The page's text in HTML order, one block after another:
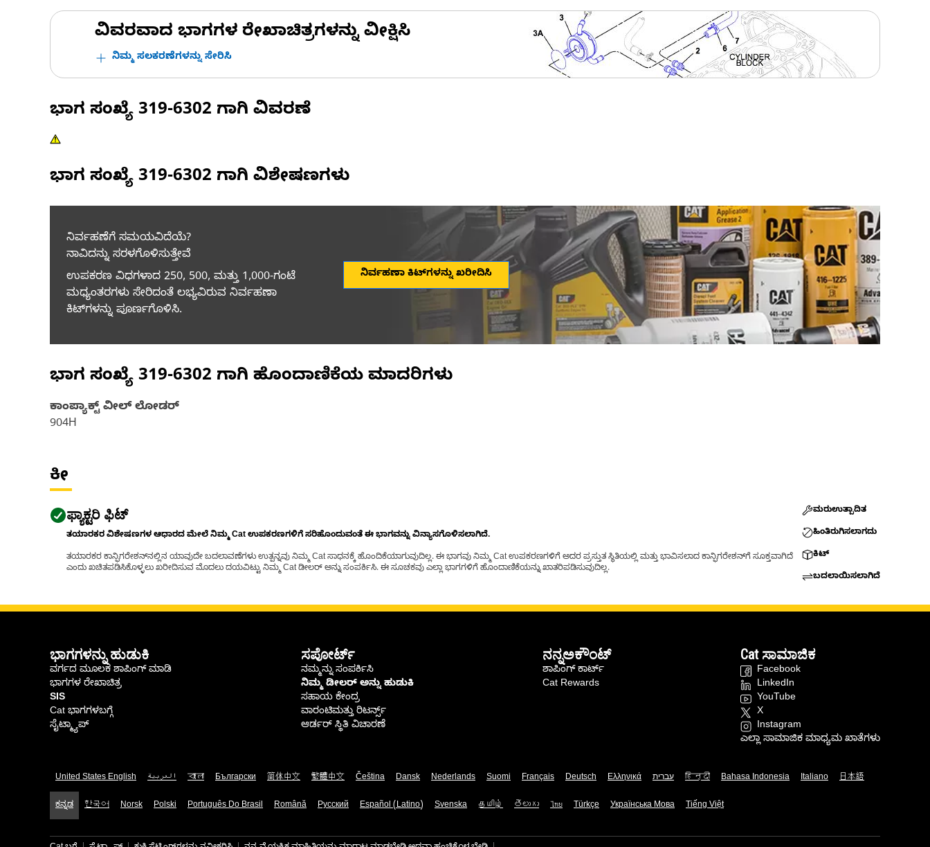
ವಿವರವಾದ ಭಾಗಗಳ ರೇಖಾಚಿತ್ರಗಳನ್ನು ವೀಕ್ಷಿಸಿ
ನಿಮ್ಮ ಸಲಕರಣೆಗಳನ್ನು ಸೇರಿಸಿ
ಭಾಗ ಸಂಖ್ಯೆ 319-6302 ಗಾಗಿ ವಿವರಣೆ
ಭಾಗ ಸಂಖ್ಯೆ 319-6302 ಗಾಗಿ ವಿಶೇಷಣಗಳು
ನಿರ್ವಹಣೆಗೆ ಸಮಯವಿದೆಯೆ?
ನಾವಿದನ್ನು ಸರಳಗೊಳಿಸುತ್ತೇವೆ
ಉಪಕರಣ ವಿಧಗಳಾದ 250, 500, ಮತ್ತು 1,000-ಗಂಟೆ
ಮಧ್ಯಂತರಗಳು ಸೇರಿದಂತೆ ಲಭ್ಯವಿರುವ ನಿರ್ವಹಣಾ
ಕಿಟ್‌ಗಳನ್ನು ಪೂರ್ಣಗೊಳಿಸಿ.
ನಿರ್ವಹಣಾ ಕಿಟ್‌ಗಳನ್ನು ಖರೀದಿಸಿ
ಭಾಗ ಸಂಖ್ಯೆ 319-6302 ಗಾಗಿ ಹೊಂದಾಣಿಕೆಯ ಮಾದರಿಗಳು
ಕಾಂಪ್ಯಾಕ್ಟ್ ವೀಲ್ ಲೋಡರ್
904H
ಕೀ
ಫ್ಯಾಕ್ಟರಿ ಫಿಟ್
ತಯಾರಕರ ವಿಶೇಷಣಗಳ ಆಧಾರದ ಮೇಲೆ ನಿಮ್ಮ Cat ಉಪಕರಣಗಳಿಗೆ ಸರಿಹೊಂದುವಂತೆ ಈ ಭಾಗವನ್ನು ವಿನ್ಯಾಸಗೊಳಿಸಲಾಗಿದೆ.
ತಯಾರಕರ ಕಾನ್ಫಿಗರೇಶನ್‌ನಲ್ಲಿನ ಯಾವುದೇ ಬದಲಾವಣೆಗಳು ಉತ್ಪನ್ನವು ನಿಮ್ಮ Cat ಸಾಧನಕ್ಕೆ ಹೊಂದಿಕೆಯಾಗುವುದಿಲ್ಲ. ಈ ಭಾಗವು ನಿಮ್ಮ Cat ಉಪಕರಣಗಳಿಗೆ ಅದರ ಪ್ರಸ್ತುತ ಸ್ಥಿತಿಯಲ್ಲಿ ಮತ್ತು ಭಾವಿಸಲಾದ ಕಾನ್ಫಿಗರೇಶನ್‌ಗೆ ಸೂಕ್ತವಾಗಿದೆ
ಎಂದು ಖಚಿತಪಡಿಸಿಕೊಳ್ಳಲು ಖರೀದಿಸುವ ಮೊದಲು ದಯವಿಟ್ಟು ನಿಮ್ಮ Cat ಡೀಲರ್ ಅನ್ನು ಸಂಪರ್ಕಿಸಿ. ಈ ಸೂಚಕವು ಎಲ್ಲಾ ಭಾಗಗಳಿಗೆ ಹೊಂದಾಣಿಕೆಯನ್ನು ಖಾತರಿಪಡಿಸುವುದಿಲ್ಲ.
ಮರುಉತ್ಪಾದಿತ
ಹಿಂತಿರುಗಿಸಲಾಗದು
ಕಿಟ್
ಬದಲಾಯಿಸಲಾಗಿದೆ
ಭಾಗಗಳನ್ನು ಹುಡುಕಿ
ವರ್ಗದ ಮೂಲಕ ಶಾಪಿಂಗ್ ಮಾಡಿ
ಭಾಗಗಳ ರೇಖಾಚಿತ್ರ
SIS
Cat ಭಾಗಗಳಬಗ್ಗೆ
ಸೈಟ್ಮ್ಯಾಪ್
ಸಪೋರ್ಟ್
ನಮ್ಮನ್ನು ಸಂಪರ್ಕಿಸಿ
ನಿಮ್ಮ ಡೀಲರ್ ಅನ್ನು ಹುಡುಕಿ
ಸಹಾಯ ಕೇಂದ್ರ
ವಾರಂಟಿಮತ್ತು ರಿಟರ್ನ್ಸ್
ಆರ್ಡರ್ ಸ್ಥಿತಿ ವಿಚಾರಣೆ
ನನ್ನಅಕೌಂಟ್
ಶಾಪಿಂಗ್ ಕಾರ್ಟ್
Cat Rewards
Cat ಸಾಮಾಜಿಕ
Facebook
LinkedIn
YouTube
X
Instagram
ಎಲ್ಲಾ ಸಾಮಾಜಿಕ ಮಾಧ್ಯಮ ಖಾತೆಗಳು
United States English العربية বাংলা Български 简体中文 繁體中文 Čeština Dansk Nederlands Suomi Français Deutsch Ελληνικά עברית हिन्दी Bahasa Indonesia Italiano 日本語
ಕನ್ನಡ 한국어 Norsk Polski Português Do Brasil Română Русский Español (Latino) Svenska தமிழ் తెలుగు ไทย Türkçe Українська Мова Tiếng Việt